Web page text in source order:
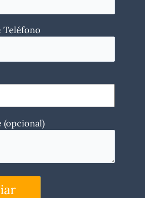
Teléfono
(opcional)